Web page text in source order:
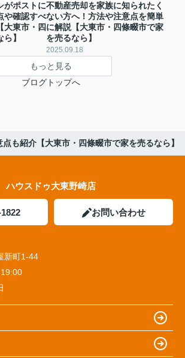
がポストに
や確認すべ
大東市・四
】
不動産売却を家族に知られたく
ない方へ！方法や注意点を簡単
に解説【大東市・四條畷市で家
を売るなら】
2025.09.18
もっと見る
ブログトップへ
も紹介【大東市・四條畷市で家を売るなら】
ハウスドゥ大東野崎店
お問い合わせ
新町1-44